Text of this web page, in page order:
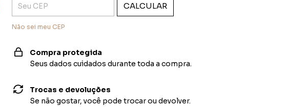
CALCULAR
Não sei meu CEP
Compra protegida
Seus dados cuidados durante toda a compra.
Trocas e devoluções
Se não gostar, você pode trocar ou devolver.